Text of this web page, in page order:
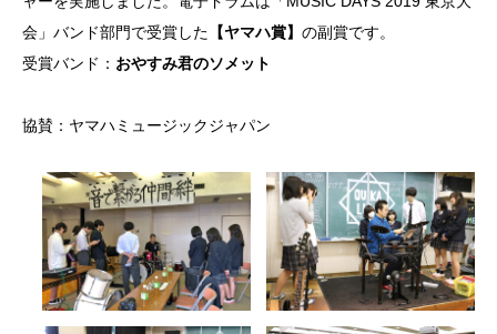
会」バンド部門で受賞した 【ヤマハ賞】 の副賞です。
受賞バンド： おやすみ君のソメット
協賛：ヤマハミュージックジャパン